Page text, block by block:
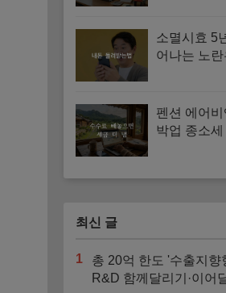
소멸시효 5
어나는 노
펜션 에어
박업 종소
최신 글
1
총 20억 한도 '수출지향
R&D 함께달리기·이어